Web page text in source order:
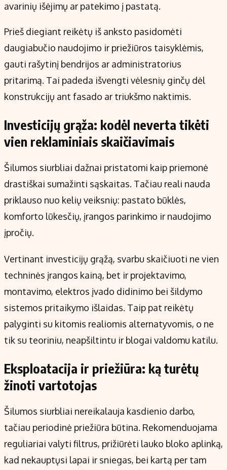
avarinių išėjimų ar patekimo į pastatą.
Prieš diegiant reikėtų iš anksto pasidomėti
daugiabučio naudojimo ir priežiūros taisyklėmis,
gauti rašytinį bendrijos ar administratorius
pritarimą. Tai padeda išvengti vėlesnių ginčų dėl
konstrukcijų ant fasado ar triukšmo naktimis.
Investicijų grąža: kodėl neverta tikėti
vien reklaminiais skaičiavimais
Šilumos siurbliai dažnai pristatomi kaip priemonė
drastiškai sumažinti sąskaitas. Tačiau reali nauda
priklauso nuo kelių veiksnių: pastato būklės,
komforto lūkesčių, įrangos parinkimo ir naudojimo
įpročių.
Vertinant investicijų grąžą, svarbu skaičiuoti ne vien
techninės įrangos kainą, bet ir projektavimo,
montavimo, elektros įvado didinimo bei šildymo
sistemos pritaikymo išlaidas. Taip pat reikėtų
palyginti su kitomis realiomis alternatyvomis, o ne
tik su teoriniu, neapšiltintu ir blogai valdomu katilu.
Eksploatacija ir priežiūra: ką turėtų
žinoti vartotojas
Šilumos siurbliai nereikalauja kasdienio darbo,
tačiau periodinė priežiūra būtina. Rekomenduojama
reguliariai valyti filtrus, prižiūrėti lauko bloko aplinką,
kad nekauptųsi lapai ir sniegas, bei kartą per tam